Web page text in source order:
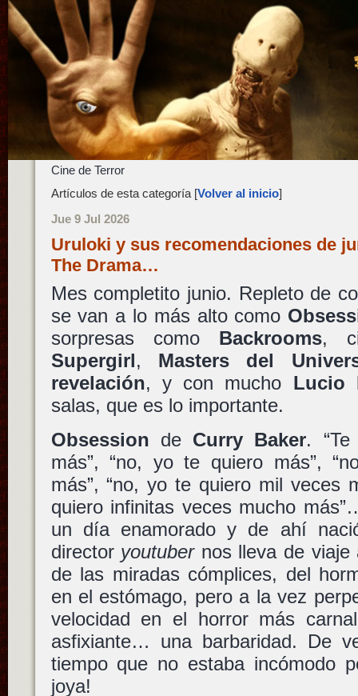
Cine de Terror
Artículos de esta categoría [Volver al inicio]
Jue 9 Jul 2026
Uruloki y sus recomendaciones de
The Drama…
Mes completito junio. Repleto de
se van a lo más alto como
sorpresas como Backrooms,
Supergirl, Masters del
revelación, y con mucho Lucio
salas, que es lo importante.
Obsession de Curry Baker.
más”, “no, yo te quiero más”,
más”, “no, yo te quiero mil veces
quiero infinitas veces mucho
un día enamorado y de ahí
director youtubernos lleva de
de las miradas cómplices, del
en el estómago, pero a la vez
velocidad en el horror más
asfixiante… una barbaridad. De
tiempo que no estaba incómodo
joya!